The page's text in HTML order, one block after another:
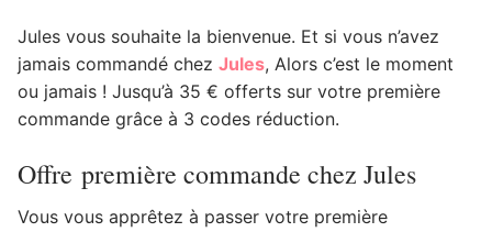
Jules vous souhaite la bienvenue. Et si vous n’avez
jamais commandé chez Jules, Alors c’est le moment
ou jamais ! Jusqu’à 35 € offerts sur votre première
commande grâce à 3 codes réduction.
Offre première commande chez Jules
Vous vous apprêtez à passer votre première